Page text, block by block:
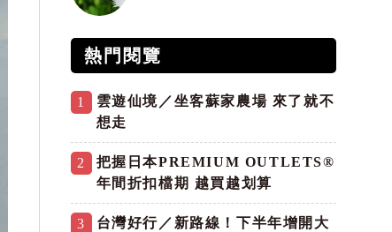
熱門閱覽
1
雲遊仙境／坐客蘇家農場 來了就不
想走
2
把握日本PREMIUM OUTLETS®
年間折扣檔期 越買越划算
3
台灣好行／新路線！下半年增開大